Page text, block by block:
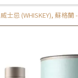
威士忌 (WHISKEY), 蘇格蘭